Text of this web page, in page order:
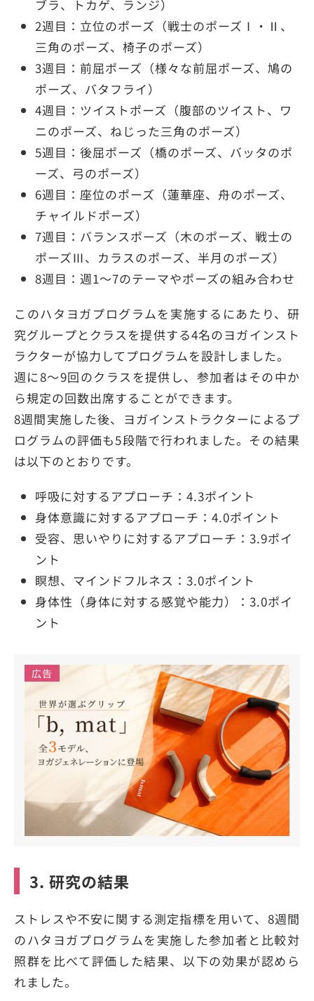
ブラ、トカゲ、ランジ）
2週目：立位のポーズ（戦士のポーズⅠ・Ⅱ、
三角のポーズ、椅子のポーズ）
3週目：前屈ポーズ（様々な前屈ポーズ、鳩の
ポーズ、バタフライ）
4週目：ツイストポーズ（腹部のツイスト、ワ
ニのポーズ、ねじった三角のポーズ）
5週目：後屈ポーズ（橋のポーズ、バッタのポ
ーズ、弓のポーズ）
6週目：座位のポーズ（蓮華座、舟のポーズ、
チャイルドポーズ）
7週目：バランスポーズ（木のポーズ、戦士の
ポーズⅢ、カラスのポーズ、半月のポーズ）
8週目：週1～7のテーマやポーズの組み合わせ
このハタヨガプログラムを実施するにあたり、研
究グループとクラスを提供する4名のヨガインスト
ラクターが協力してプログラムを設計しました。
週に8～9回のクラスを提供し、参加者はその中か
ら規定の回数出席することができます。
8週間実施した後、ヨガインストラクターによるプ
ログラムの評価も5段階で行われました。その結果
は以下のとおりです。
呼吸に対するアプローチ：4.3ポイント
身体意識に対するアプローチ：4.0ポイント
受容、思いやりに対するアプローチ：3.9ポイ
ント
瞑想、マインドフルネス：3.0ポイント
身体性（身体に対する感覚や能力）：3.0ポイ
ント
広告
3. 研究の結果
ストレスや不安に関する測定指標を用いて、8週間
のハタヨガプログラムを実施した参加者と比較対
照群を比べて評価した結果、以下の効果が認めら
れました。